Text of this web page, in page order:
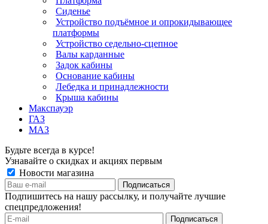
Сиденье
Устройство подъёмное и опрокидывающее
платформы
Устройство седельно-сцепное
Валы карданные
Задок кабины
Основание кабины
Лебедка и принадлежности
Крыша кабины
Макспауэр
ГАЗ
МАЗ
Будьте всегда в курсе!
Узнавайте о скидках и акциях первым
Новости магазина
Подпишитесь на нашу рассылку, и получайте лучшие
спецпредложения!